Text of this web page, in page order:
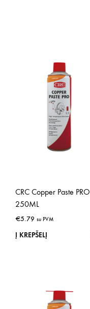
CRC Copper Paste PRO
250ML
€5.79 su PVM
Į KREPŠELĮ